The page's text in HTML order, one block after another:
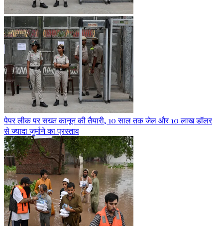
पेपर लीक पर सख्त कानून की तैयारी, 10 साल तक जेल और 10 लाख डॉलर
से ज्यादा जुर्माने का प्रस्ताव